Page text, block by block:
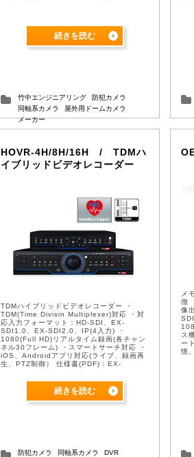
続きを読む
竹中エンジニアリング
防犯カメラ
同軸系カメラ
屋外用ドームカメラ
メーカー
HOVR-4H/8H/16H / TDMハ
イブリッドビデオレコーダー
TDMハイブリッドビデオレコーダー ・
TDM(Time Divisin Multiplexer)対応 ・対
応入力フォーマット：HD-SDI、EX-
SDI1.0、EX-SDI2.0、IP(4入力) ・
1080(Full HD)リアルタイム録画(各チャン
ネル30フレーム) ・スマートサーチ対応 ・
iOS、Androidアプリ対応(ライブ、録画再
生、PTZ制御） 仕様書(PDF)：EX-
続きを読む
防犯カメラ 同軸系カメラ DVR
メ
徴
像
ス
ー
憶